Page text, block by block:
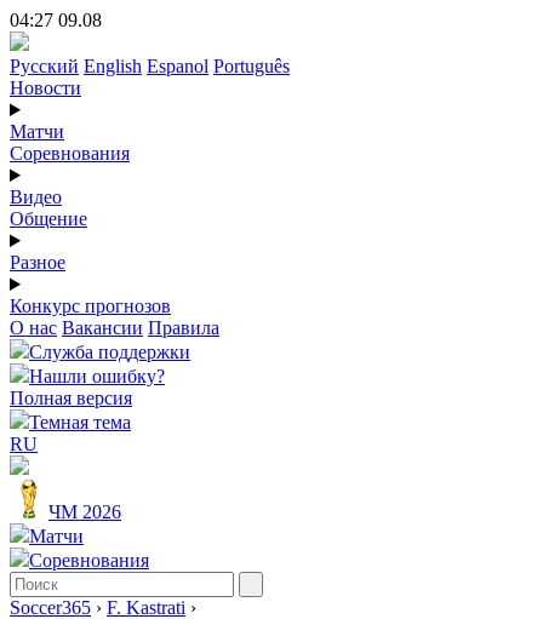
04:27 09.08
Русский English Espanol Português
Новости
Матчи
Соревнования
Видео
Общение
Разное
Конкурс прогнозов
О нас Вакансии Правила
Служба поддержки
Нашли ошибку?
Полная версия
Темная тема
RU
ЧМ 2026
Матчи
Соревнования
Soccer365 › F. Kastrati ›